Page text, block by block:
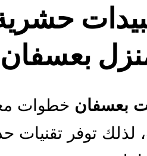
بعسفان
بعسفان خطوات
لذلك توفر تقنيات